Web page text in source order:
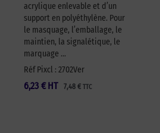
acrylique enlevable et d’un
support en polyéthylène. Pour
le masquage, l’emballage, le
maintien, la signalétique, le
marquage …
Réf Pixcl : 2702Ver
6,23 € 7,48 € TTC
HT